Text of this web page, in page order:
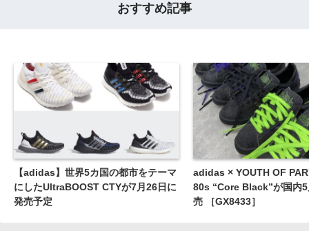
おすすめ記事
【adidas】世界5カ国の都市をテーマ
にしたUltraBOOST CTYが7月26日に
発売予定
adidas × YOUTH OF
80s “Core Black”が国内
売 ［GX8433］